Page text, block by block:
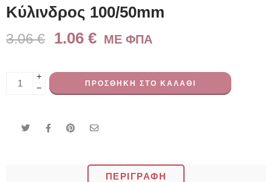
Kύλινδρος 100/50mm
3.06€ 1.06 € ME ΦΠΑ
+
−
ΠΡΟΣΘΉΚΗ ΣΤΟ ΚΑΛΆΘΙ
ΠΕΡΙΓΡΑΦΉ